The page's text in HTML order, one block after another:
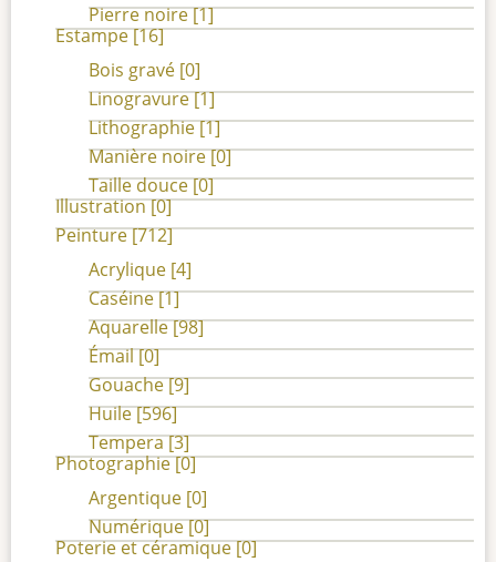
Pierre noire[1]
Estampe[16]
Bois gravé [0]
Linogravure[1]
Lithographie[1]
Manière noire[0]
Taille douce[0]
Illustration[0]
Peinture[712]
Acrylique [4]
Caséine[1]
Aquarelle[98]
Émail[0]
Gouache[9]
Huile[596]
Tempera[3]
Photographie[0]
Argentique [0]
Numérique[0]
Poterie et céramique[0]